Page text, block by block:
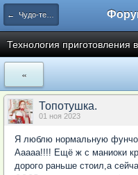
← Чудо-техника на кухне (кухонная утварь)
Технология приготовления
«
Топотушка.
01 ноя 2023
Я люблю нормальную
Ааааа!!!! Ещё ж с маниоки
дорого раньше стоил,а